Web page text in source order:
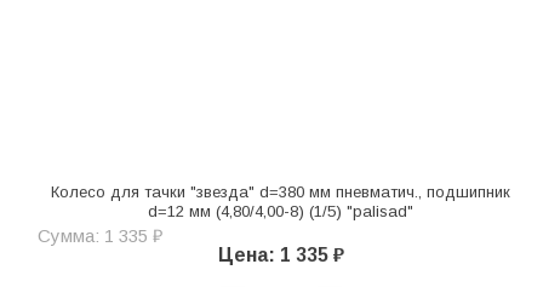
Колесо для тачки "звезда" d=380 мм пневматич., подшипник
d=12 мм (4,80/4,00-8) (1/5) "palisad"
Сумма: 1 335 ₽
Цена: 1 335 ₽